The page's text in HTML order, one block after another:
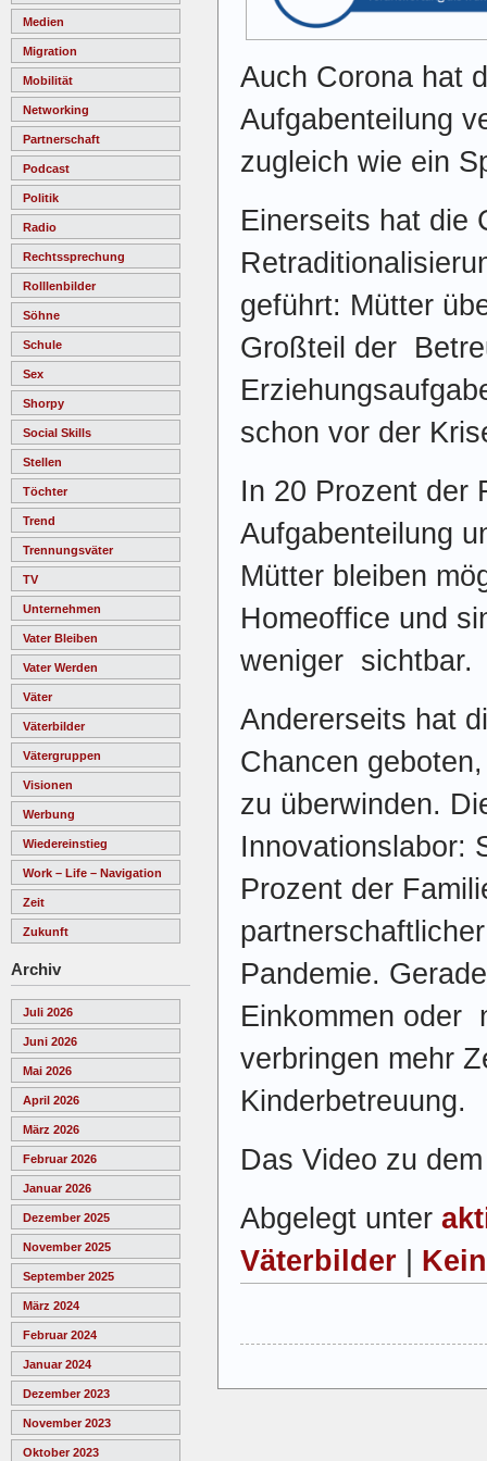
Medien
Migration
Mobilität
Networking
Partnerschaft
Podcast
Politik
Radio
Rechtssprechung
Rolllenbilder
Söhne
Schule
Sex
Shorpy
Social Skills
Stellen
Töchter
Trend
Trennungsväter
TV
Unternehmen
Vater Bleiben
Vater Werden
Väter
Väterbilder
Vätergruppen
Visionen
Werbung
Wiedereinstieg
Work – Life – Navigation
Zeit
Zukunft
Archiv
Juli 2026
Juni 2026
Mai 2026
April 2026
März 2026
Februar 2026
Januar 2026
Dezember 2025
November 2025
September 2025
März 2024
Februar 2024
Januar 2024
Dezember 2023
November 2023
Oktober 2023
Auch Corona hat
Aufgabenteilung
zugleich wie ein
Einerseits hat die
geführt: Mütter
Großteil der
schon vor der
In 20 Prozent der
Aufgabenteilung
Mütter bleiben
Homeoffice und
weniger sichtbar.
Andererseits hat
Chancen
zu überwinden.
Innovationslabor:
Prozent der
Pandemie.
Einkommen oder
verbringen mehr
Kinderbetreuung.
Das Video zu
Abgelegt unter
Väterbilder